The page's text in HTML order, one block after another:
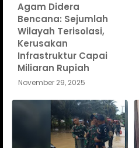
Agam Didera
Bencana: Sejumlah
Wilayah Terisolasi,
Kerusakan
Infrastruktur Capai
Miliaran Rupiah
November 29, 2025